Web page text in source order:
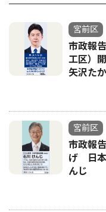
宮前区
市政報
工区）
矢沢た
宮前区
市政報
げ 日本
んじ